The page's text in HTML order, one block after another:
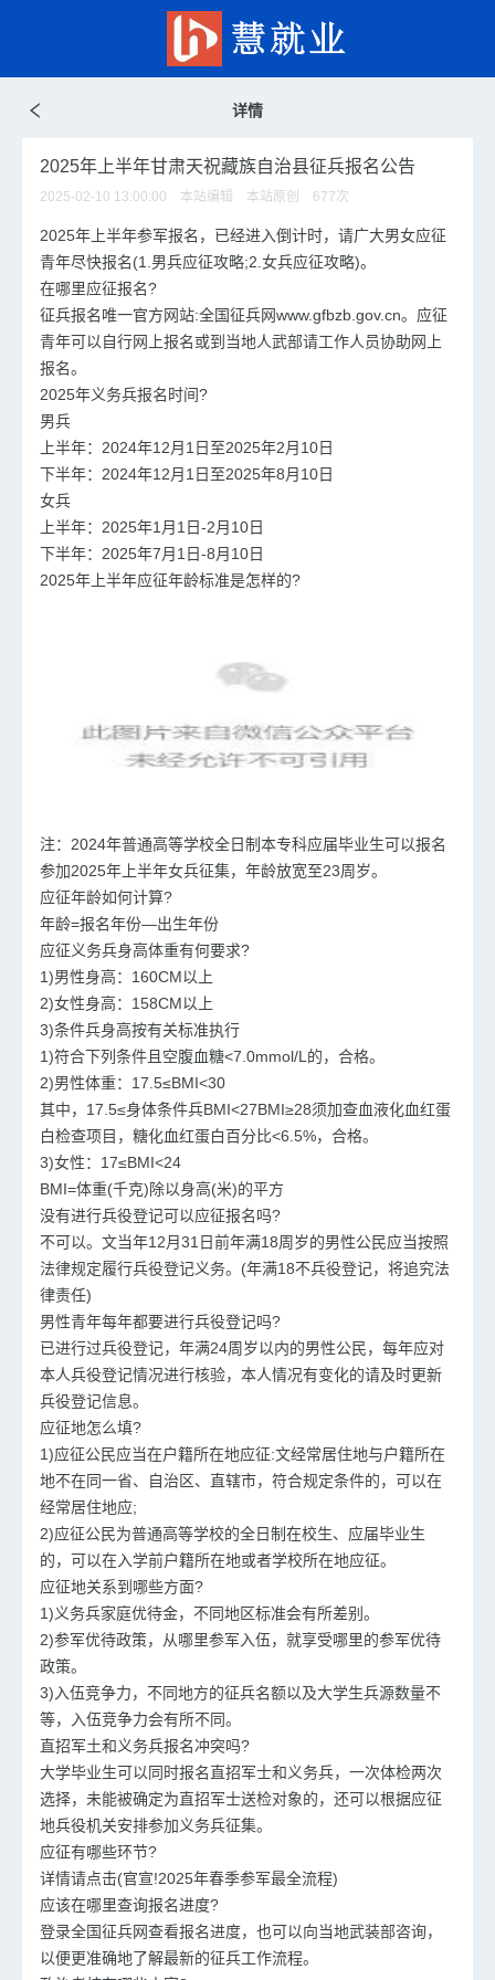
详情
2025年上半年甘肃天祝藏族自治县征兵报名公告
2025-02-10 13:00:00 本站编辑 本站原创 677次
2025年上半年参军报名，已经进入倒计时，请广大男女应征
青年尽快报名(1.男兵应征攻略;2.女兵应征攻略)。
在哪里应征报名?
征兵报名唯一官方网站:全国征兵网www.gfbzb.gov.cn。应征
青年可以自行网上报名或到当地人武部请工作人员协助网上
报名。
2025年义务兵报名时间?
男兵
上半年：2024年12月1日至2025年2月10日
下半年：2024年12月1日至2025年8月10日
女兵
上半年：2025年1月1日-2月10日
下半年：2025年7月1日-8月10日
2025年上半年应征年龄标准是怎样的?
注：2024年普通高等学校全日制本专科应届毕业生可以报名
参加2025年上半年女兵征集，年龄放宽至23周岁。
应征年龄如何计算?
年龄=报名年份—出生年份
应征义务兵身高体重有何要求?
1)男性身高：160CM以上
2)女性身高：158CM以上
3)条件兵身高按有关标准执行
1)符合下列条件且空腹血糖<7.0mmol/L的，合格。
2)男性体重：17.5≤BMI<30
其中，17.5≤身体条件兵BMI<27BMI≥28须加查血液化血红蛋
白检查项目，糖化血红蛋白百分比<6.5%，合格。
3)女性：17≤BMI<24
BMI=体重(千克)除以身高(米)的平方
没有进行兵役登记可以应征报名吗?
不可以。文当年12月31日前年满18周岁的男性公民应当按照
法律规定履行兵役登记义务。(年满18不兵役登记，将追究法
律责任)
男性青年每年都要进行兵役登记吗?
已进行过兵役登记，年满24周岁以内的男性公民，每年应对
本人兵役登记情况进行核验，本人情况有变化的请及时更新
兵役登记信息。
应征地怎么填?
1)应征公民应当在户籍所在地应征:文经常居住地与户籍所在
地不在同一省、自治区、直辖市，符合规定条件的，可以在
经常居住地应;
2)应征公民为普通高等学校的全日制在校生、应届毕业生
的，可以在入学前户籍所在地或者学校所在地应征。
应征地关系到哪些方面?
1)义务兵家庭优待金，不同地区标准会有所差别。
2)参军优待政策，从哪里参军入伍，就享受哪里的参军优待
政策。
3)入伍竞争力，不同地方的征兵名额以及大学生兵源数量不
等，入伍竞争力会有所不同。
直招军土和义务兵报名冲突吗?
大学毕业生可以同时报名直招军士和义务兵，一次体检两次
选择，未能被确定为直招军士送检对象的，还可以根据应征
地兵役机关安排参加义务兵征集。
应征有哪些环节?
详情请点击(官宣!2025年春季参军最全流程)
应该在哪里查询报名进度?
登录全国征兵网查看报名进度，也可以向当地武装部咨询，
以便更准确地了解最新的征兵工作流程。